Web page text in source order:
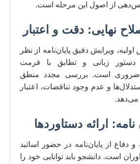
از اصول این مرحله است.
نهایی: دقت و اعتبار
ویرایش دقیق پایان‌نامه از نظر
دستور زبانی و تطابق با فرمت
ضروری است. بررسی مجدد منطق
و عدم وجود تناقضات، اعتبار
می‌دهد.
نامه: ارائه دستاوردها
و دفاع از پایان‌نامه در حضور اساتید
است. دانشجو باید توانایی خود را